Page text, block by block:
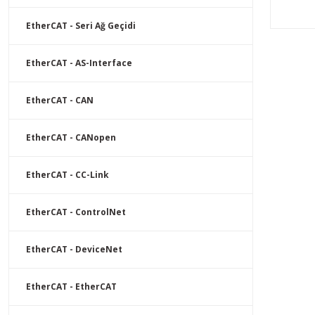
EtherCAT - Seri Ağ Geçidi
EtherCAT - AS-Interface
EtherCAT - CAN
EtherCAT - CANopen
EtherCAT - CC-Link
EtherCAT - ControlNet
EtherCAT - DeviceNet
EtherCAT - EtherCAT